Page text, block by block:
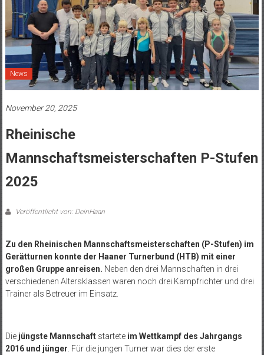
News
November 20, 2025
Rheinische
Mannschaftsmeisterschaften P-Stufen
2025
Veröffentlicht von: DeinHaan
Zu den Rheinischen Mannschaftsmeisterschaften (P-Stufen) im
Gerätturnen konnte der Haaner Turnerbund (HTB) mit einer
großen Gruppe anreisen. Neben den drei Mannschaften in drei
verschiedenen Altersklassen waren noch drei Kampfrichter und drei
Trainer als Betreuer im Einsatz.
Die jüngste Mannschaft starteteim Wettkampf des Jahrgangs
2016 und jünger . Für die jungen Turner war dies der erste